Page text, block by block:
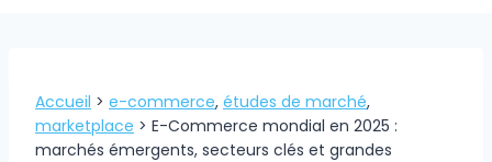
Accueil > e-commerce, études de marché,
marketplace > E-Commerce mondial en 2025 :
marchés émergents, secteurs clés et grandes